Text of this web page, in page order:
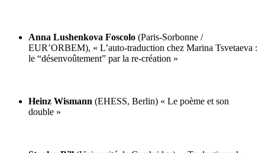
Anna Lushenkova Foscolo (Paris-Sorbonne /
EUR’ORBEM), « L’auto-traduction chez Marina Tsvetaeva :
le “désenvoûtement” par la re-création »
Heinz Wismann (EHESS, Berlin) « Le poème et son
double »